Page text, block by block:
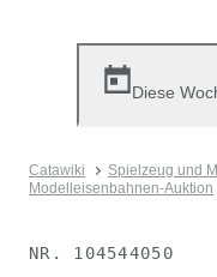
Diese
Catawiki Spielzeug und
Modelleisenbahnen-Auktion
NR. 104544050